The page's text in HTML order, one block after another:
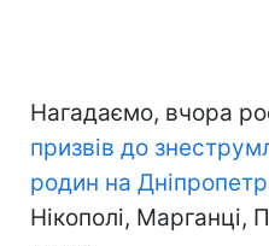
Нагадаємо, вчора
призвів до
родин на
Нікополі, Марганці,